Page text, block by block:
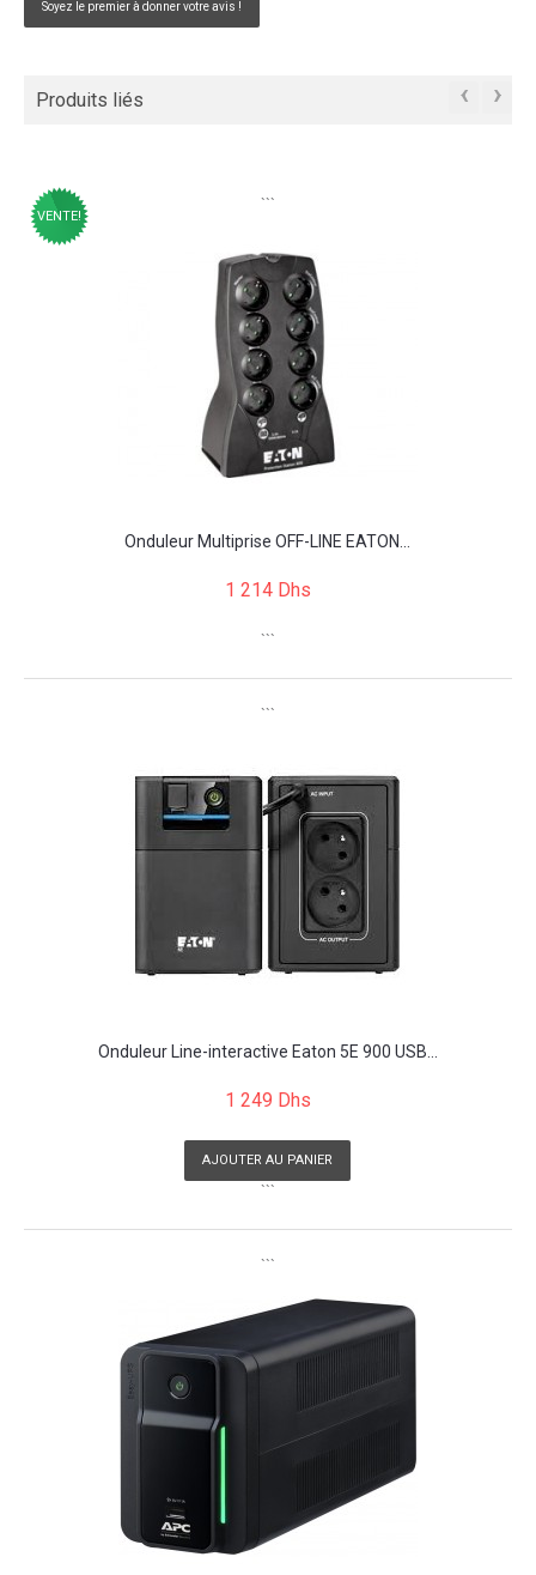
Soyez le premier à donner votre avis !
Produits liés ‹ ›
```
VENTE!
Onduleur Multiprise OFF-LINE EATON...
1 214 Dhs
```
```
Onduleur Line-interactive Eaton 5E 900 USB...
1 249 Dhs
AJOUTER AU PANIER
```
```